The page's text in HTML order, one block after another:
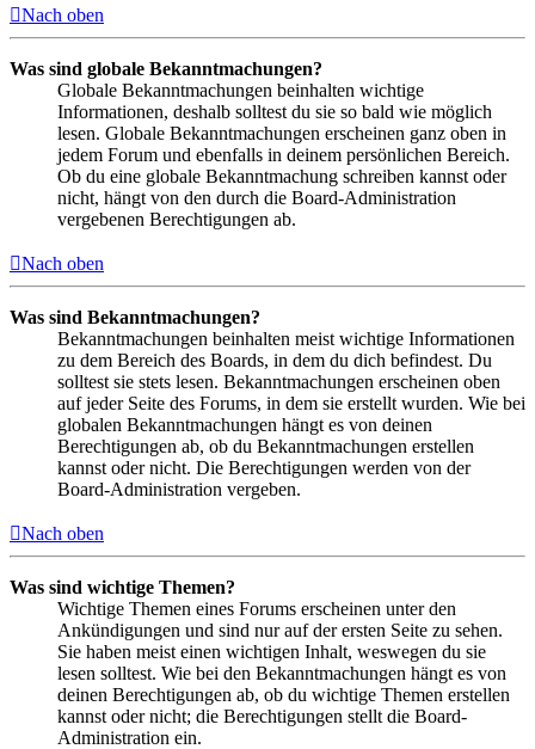
Nach oben
Was sind globale Bekanntmachungen?
Globale Bekanntmachungen beinhalten wichtige
Informationen, deshalb solltest du sie so bald wie möglich
lesen. Globale Bekanntmachungen erscheinen ganz oben in
jedem Forum und ebenfalls in deinem persönlichen Bereich.
Ob du eine globale Bekanntmachung schreiben kannst oder
nicht, hängt von den durch die Board-Administration
vergebenen Berechtigungen ab.
Nach oben
Was sind Bekanntmachungen?
Bekanntmachungen beinhalten meist wichtige Informationen
zu dem Bereich des Boards, in dem du dich befindest. Du
solltest sie stets lesen. Bekanntmachungen erscheinen oben
auf jeder Seite des Forums, in dem sie erstellt wurden. Wie bei
globalen Bekanntmachungen hängt es von deinen
Berechtigungen ab, ob du Bekanntmachungen erstellen
kannst oder nicht. Die Berechtigungen werden von der
Board-Administration vergeben.
Nach oben
Was sind wichtige Themen?
Wichtige Themen eines Forums erscheinen unter den
Ankündigungen und sind nur auf der ersten Seite zu sehen.
Sie haben meist einen wichtigen Inhalt, weswegen du sie
lesen solltest. Wie bei den Bekanntmachungen hängt es von
deinen Berechtigungen ab, ob du wichtige Themen erstellen
kannst oder nicht; die Berechtigungen stellt die Board-
Administration ein.